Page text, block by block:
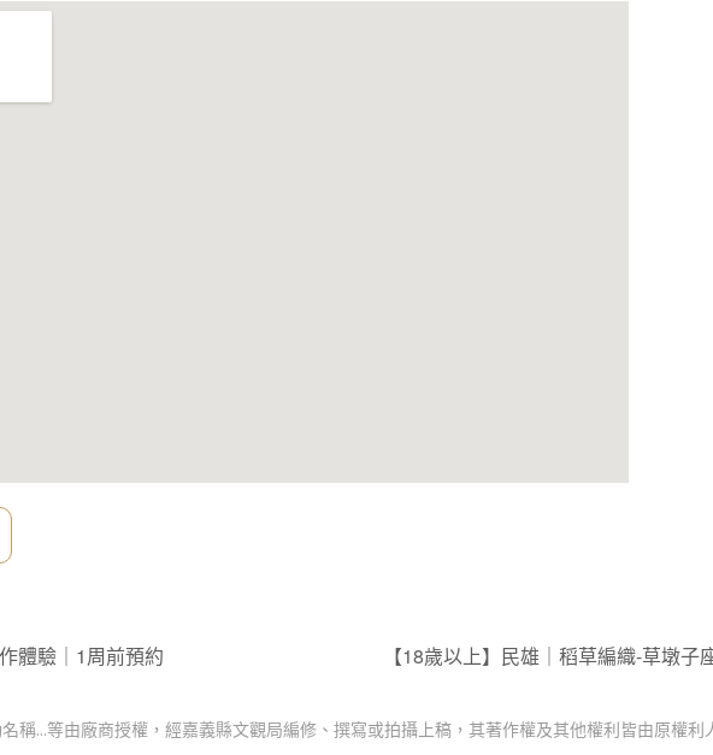
體驗｜1周前預約 【18歲以上】民雄｜稻草編織-草墩
稱…等由廠商授權，經嘉義縣文觀局編修、撰寫或拍攝上稿，其著作權及其他權利皆由原權利